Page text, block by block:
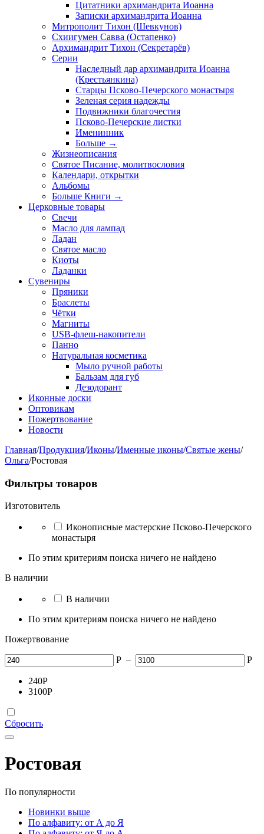
Цитатники архимандрита Иоанна
Записки архимандрита Иоанна
Митрополит Тихон (Шевкунов)
Схиигумен Савва (Остапенко)
Архимандрит Тихон (Секретарёв)
Серии
Наследный дар архимандрита Иоанна
(Крестьянкина)
Старцы Псково-Печерского монастыря
Зеленая серия надежды
Подвижники благочестия
Псково-Печерские листки
Именинник
Больше →
Жизнеописания
Святое Писание, молитвословия
Календари, открытки
Альбомы
Больше Книги →
Церковные товары
Свечи
Масло для лампад
Ладан
Святое масло
Киоты
Ладанки
Сувениры
Пряники
Браслеты
Чётки
Магниты
USB-флеш-накопители
Панно
Натуральная косметика
Мыло ручной работы
Бальзам для губ
Дезодорант
Иконные доски
Оптовикам
Пожертвование
Новости
Главная/Продукция/Иконы/Именные иконы/Святые жены/
Ольга/Ростовая
Фильтры товаров
Изготовитель
Иконописные мастерские Псково-Печерского
монастыря
По этим критериям поиска ничего не найдено
В наличии
В наличии
По этим критериям поиска ничего не найдено
Пожертвование
Р – Р
240Р
3100Р
Сбросить
Ростовая
По популярности
Новинки выше
По алфавиту: от А до Я